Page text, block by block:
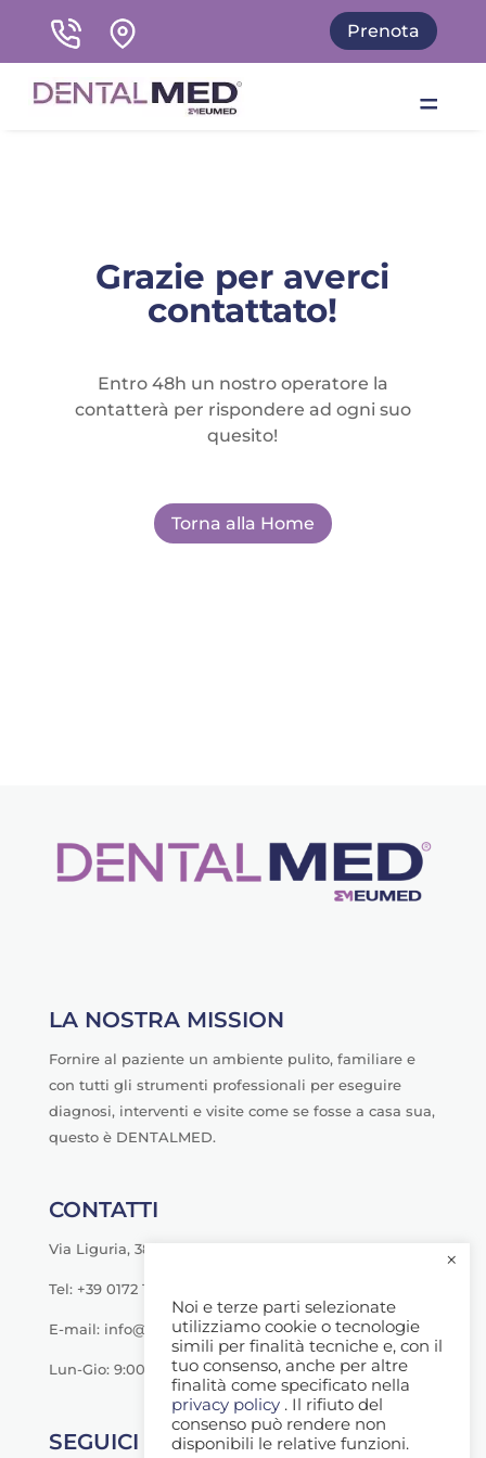
Prenota
Grazie per averci
contattato!
Entro 48h un nostro operatore la
contatterà per rispondere ad ogni suo
quesito!
Torna alla Home
LA NOSTRA MISSION
Fornire al paziente un ambiente pulito, familiare e
con tutti gli strumenti professionali per eseguire
diagnosi, interventi e visite come se fosse a casa sua,
questo è DENTALMED.
CONTATTI
Via Liguria, 38 - Savigliano (CN)
Tel: +39 0172 1790000
E-mail: info@dentalmeditalia.it
Lun-Gio: 9:00-20:00
SEGUICI SU
×
Noi e terze parti selezionate
utilizziamo cookie o tecnologie
simili per finalità tecniche e, con il
tuo consenso, anche per altre
finalità come specificato nella
privacy policy . Il rifiuto del
consenso può rendere non
disponibili le relative funzioni.